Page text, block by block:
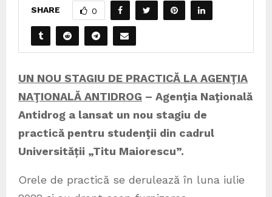
SHARE 0
UN NOU STAGIU DE PRACTICĂ LA AGENŢIA
NAŢIONALĂ ANTIDROG – Agenţia Naţională
Antidrog a lansat un nou stagiu de
practică pentru studenţii din cadrul
Universității „Titu Maiorescu”.
Orele de practică se derulează în luna iulie